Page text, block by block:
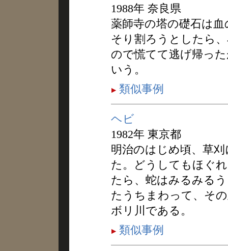
1988年 奈良県
薬師寺の塔の礎石は
そり割ろうとしたら
ので慌てて逃げ帰っ
いう。
類似事例
ヘビ
1982年 東京都
明治のはじめ頃、草
た。どうしてもほぐ
たら、蛇はみるみる
たうちまわって、そ
ボリ川である。
類似事例